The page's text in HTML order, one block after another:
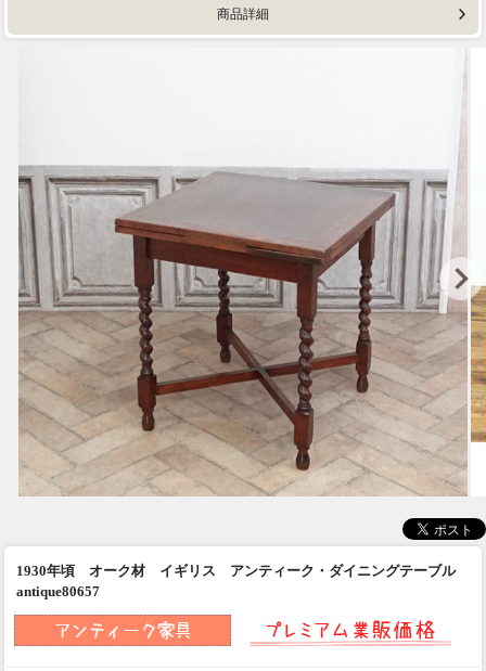
商品詳細
1930年頃 オーク材 イギリス アンティーク・ダイニングテーブル
antique80657